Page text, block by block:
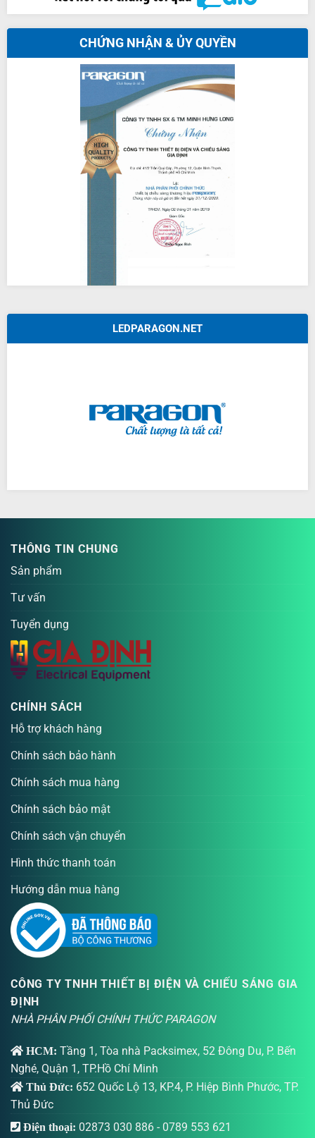
CHỨNG NHẬN & ỦY QUYỀN
LEDPARAGON.NET
THÔNG TIN CHUNG
Sản phẩm
Tư vấn
Tuyển dụng
CHÍNH SÁCH
Hỗ trợ khách hàng
Chính sách bảo hành
Chính sách mua hàng
Chính sách bảo mật
Chính sách vận chuyển
Hình thức thanh toán
Hướng dẫn mua hàng
CÔNG TY TNHH THIẾT BỊ ĐIỆN VÀ CHIẾU SÁNG GIA
ĐỊNH
NHÀ PHÂN PHỐI CHÍNH THỨC PARAGON
HCM: Tầng 1, Tòa nhà Packsimex, 52 Đông Du, P. Bến
Nghé, Quận 1, TP.Hồ Chí Minh
Thủ Đức: 652 Quốc Lộ 13, KP.4, P. Hiệp Bình Phước, TP.
Thủ Đức
Điện thoại: 02873 030 886 - 0789 553 621